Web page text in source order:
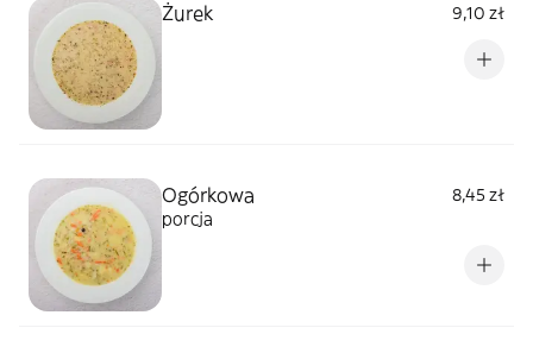
Żurek 9,10 zł
Ogórkowa
8,45 zł
porcja